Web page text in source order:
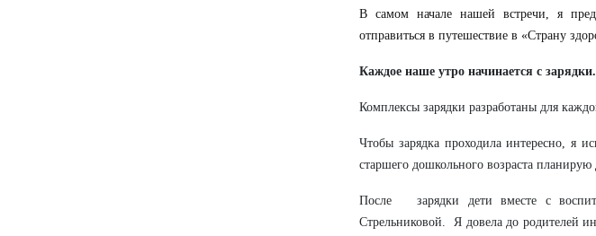
В самом начале нашей встречи, я
отправиться в путешествие в «Страну
Каждое наше утро начинается с зарядки.
Комплексы зарядки разработаны для
Чтобы зарядка проходила интересно, я
старшего дошкольного возраста планирую
После зарядки дети вместе с
Стрельниковой. Я довела до родителей